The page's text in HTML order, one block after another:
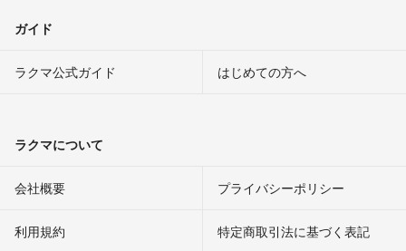
ガイド
ラクマ公式ガイド はじめての方へ
ラクマについて
会社概要 プライバシーポリシー
利用規約 特定商取引法に基づく表記